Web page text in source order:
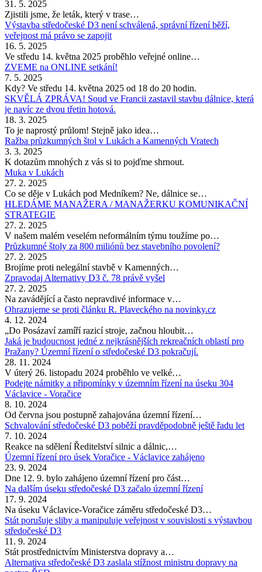
31. 5. 2025
Zjistili jsme, že leták, který v trase…
Výstavba středočeské D3 není schválená, správní řízení běží,
veřejnost má právo se zapojit
16. 5. 2025
Ve středu 14. května 2025 proběhlo veřejné online…
ZVEME na ONLINE setkání!
7. 5. 2025
Kdy? Ve středu 14. května 2025 od 18 do 20 hodin.
SKVĚLÁ ZPRÁVA! Soud ve Francii zastavil stavbu dálnice, která
je navíc ze dvou třetin hotová.
18. 3. 2025
To je naprostý průlom! Stejně jako idea…
Ražba průzkumných štol v Lukách a Kamenných Vratech
3. 3. 2025
K dotazům mnohých z vás si to pojďme shrnout.
Muka v Lukách
27. 2. 2025
Co se děje v Lukách pod Medníkem? Ne, dálnice se…
HLEDÁME MANAŽERA / MANAŽERKU KOMUNIKAČNÍ
STRATEGIE
27. 2. 2025
V našem malém veselém neformálním týmu toužíme po…
Průzkumné štoly za 800 miliónů bez stavebního povolení?
27. 2. 2025
Brojíme proti nelegální stavbě v Kamenných…
Zpravodaj Alternativy D3 č. 78 právě vyšel
27. 2. 2025
Na zavádějící a často nepravdivé informace v…
Ohrazujeme se proti článku R. Plaveckého na novinky.cz
4. 12. 2024
„Do Posázaví zamíří razicí stroje, začnou hloubit…
Jaká je budoucnost jedné z nejkrásnějších rekreačních oblastí pro
Pražany? Územní řízení o středočeské D3 pokračují.
28. 11. 2024
V úterý 26. listopadu 2024 proběhlo ve velké…
Podejte námitky a připomínky v územním řízení na úseku 304
Václavice - Voračice
8. 10. 2024
Od června jsou postupně zahajována územní řízení…
Schvalování středočeské D3 poběží pravděpodobně ještě řadu let
7. 10. 2024
Reakce na sdělení Ředitelství silnic a dálnic,…
Územní řízení pro úsek Voračice - Václavice zahájeno
23. 9. 2024
Dne 12. 9. bylo zahájeno územní řízení pro část…
Na dalším úseku středočeské D3 začalo územní řízení
17. 9. 2024
Na úseku Václavice-Voračice záměru středočeské D3…
Stát porušuje sliby a manipuluje veřejnost v souvislosti s výstavbou
středočeské D3
11. 9. 2024
Stát prostřednictvím Ministerstva dopravy a…
Alternativa středočeské D3 zaslala stížnost ministru dopravy na